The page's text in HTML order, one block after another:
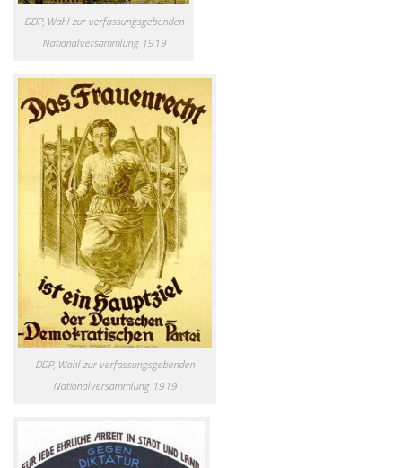
DDP, Wahl zur verfassungsgebenden
Nationalversammlung 1919
DDP, Wahl zur verfassungsgebenden
Nationalversammlung 1919